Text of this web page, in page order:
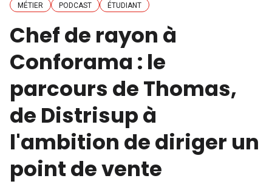
MÉTIER PODCAST ÉTUDIANT
Chef de rayon à
Conforama : le
parcours de Thomas,
de Distrisup à
l'ambition de diriger un
point de vente